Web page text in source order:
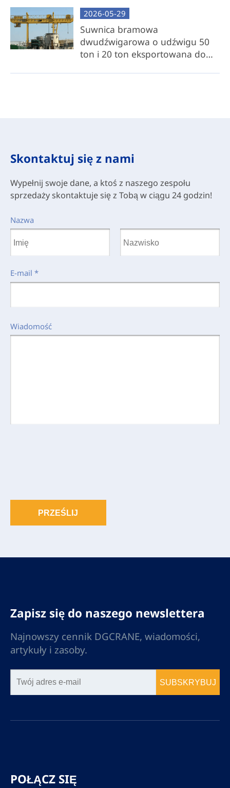
Najlepsze dla: klientów zwracających uwagę na
koszty, mających dostęp do lokalnych zasobów
stali lub możliwości produkcyjnych.
2026-05-29
Suwnica bramowa
dwudźwigarowa o udźwigu 50
ton i 20 ton eksportowana do
Skontaktuj się z nami
Wypełnij swoje dane, a ktoś z naszego zespołu
sprzedaży skontaktuje się z Tobą w ciągu 24 godzin!
Nazwa
E-mail *
Wiadomość
PRZEŚLIJ
Zapisz się do naszego newslettera
Najnowszy cennik DGCRANE, wiadomości,
artykuły i zasoby.
SUBSKRYBUJ
POŁĄCZ SIĘ